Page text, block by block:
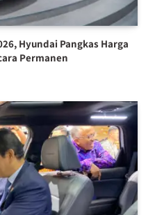
Hyundai Pangkas Harga
Permanen